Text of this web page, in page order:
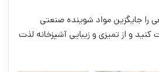
را جایگزین مواد شوینده صنعتی
کنید و از تمیزی و زیبایی آشپزخانه لذت